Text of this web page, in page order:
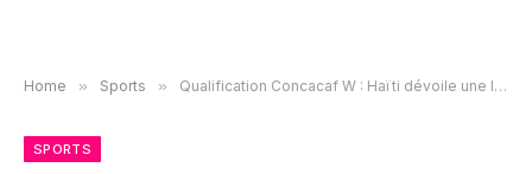
Home » Sports » Qualification Concacaf W : Haïti dévoile une liste de 23 joueuses pour défier le Belize
SPORTS